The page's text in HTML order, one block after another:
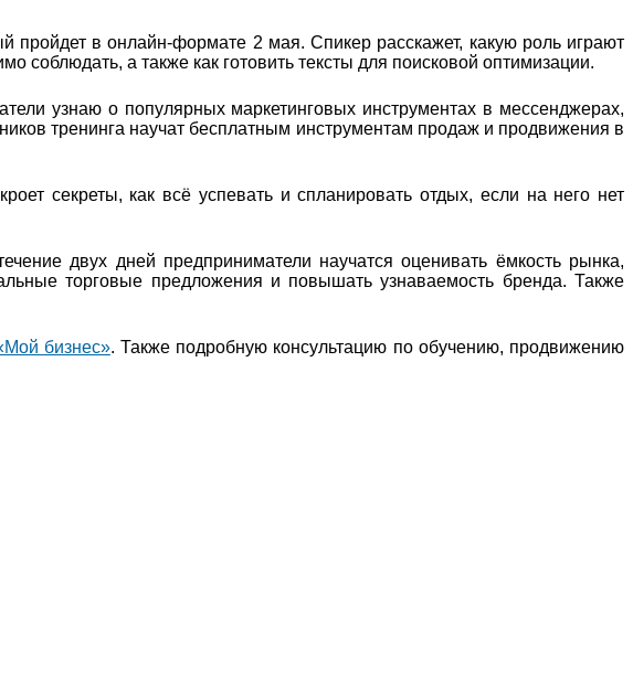
пройдет в онлайн-формате 2 мая. Спикер расскажет, какую роль играют
соблюдать, а также как готовить тексты для поисковой оптимизации.
узнаю о популярных маркетинговых инструментах в мессенджерах,
тренинга научат бесплатным инструментам продаж и продвижения в
секреты, как всё успевать и спланировать отдых, если на него нет
двух дней предприниматели научатся оценивать ёмкость рынка,
торговые предложения и повышать узнаваемость бренда. Также
бизнес». Также подробную консультацию по обучению, продвижению